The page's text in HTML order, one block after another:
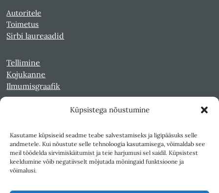
Küpsistega nõustumine
Kasutame küpsiseid seadme teabe salvestamiseks ja ligipääsuks selle
andmetele. Kui nõustute selle tehnoloogia kasutamisega, võimaldab see
meil töödelda sirvimiskäitumist ja teie harjumusi sel saidil. Küpsistest
keeldumine võib negatiivselt mõjutada mõningaid funktsioone ja
võimalusi.
Autoritele
Toimetus
Sirbi laureaadid
Tellimine
Kojukanne
Ilmumisgraafik
Kultuurileht 1994-1997
Reede 1989-1990
Sirp ja Vasar 1940-1989